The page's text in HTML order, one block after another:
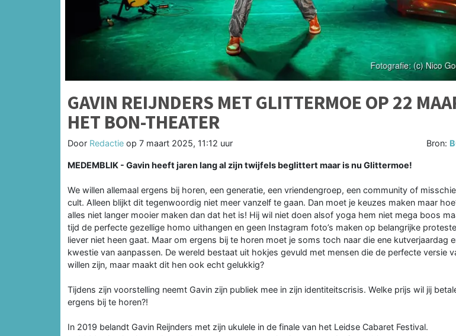
GAVIN REIJNDERS MET GLITTERMOE OP 22
HET BON-THEATER
Door Redactie op 7 maart 2025, 11:12 uur Bron:
MEDEMBLIK - Gavin heeft jaren lang al zijn twijfels beglittert maar is nu Glittermoe!
We willen allemaal ergens bij horen, een generatie, een vriendengroep, een community of
cult. Alleen blijkt dit tegenwoordig niet meer vanzelf te gaan. Dan moet je keuzes maken maar
alles niet langer mooier maken dan dat het is! Hij wil niet doen alsof yoga hem niet mega boos
tijd de perfecte gezellige homo uithangen en geen Instagram foto’s maken op belangrijke
liever niet heen gaat. Maar om ergens bij te horen moet je soms toch naar die ene kutverjaardag
kwestie van aanpassen. De wereld bestaat uit hokjes gevuld met mensen die de perfecte versie
willen zijn, maar maakt dit hen ook echt gelukkig?
Tijdens zijn voorstelling neemt Gavin zijn publiek mee in zijn identiteitscrisis. Welke prijs wil jij
ergens bij te horen?!
In 2019 belandt Gavin Reijnders met zijn ukulele in de finale van het Leidse Cabaret Festival.